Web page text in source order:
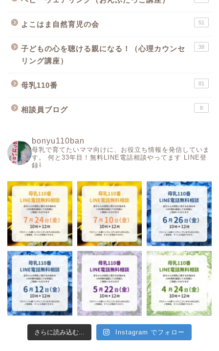
よこはま自然育児の会 51
子どもの心を聴ける親になる！（心理カウンセ
リング講座）
38
母乳110番 81
相談員ブログ 8
bonyu110ban
母乳で育てたいママ向けに、お役立ち情報を発信していま
す。
何と33年目！無料LINE電話相談やってます LINE登
録⇩
さらに読み込む... Instagram でフォロー